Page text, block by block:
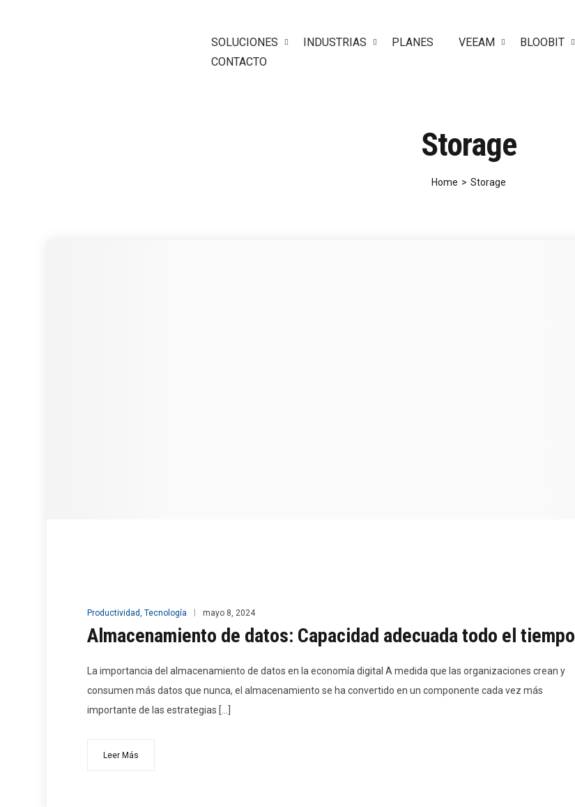
SOLUCIONES INDUSTRIAS PLANES VEEAM BLOOBIT
CONTACTO
Storage
Home > Storage
Productividad,Tecnología mayo 8, 2024
Almacenamiento de datos: Capacidad adecuada todo el tiempo
La importancia del almacenamiento de datos en la economía digital A medida que las organizaciones crean y
consumen más datos que nunca, el almacenamiento se ha convertido en un componente cada vez más
importante de las estrategias […]
Leer Más